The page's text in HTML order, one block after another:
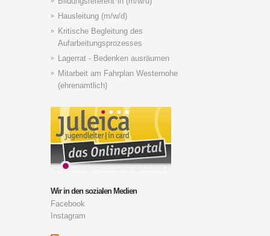
Hausleitung (m/w/d)
Kritische Begleitung des
Aufarbeitungsprozesses
Lagerrat - Bedenken ausräumen
Mitarbeit am Fahrplan Westernohe
(ehrenamtlich)
Wir in den sozialen Medien
Facebook
Instagram